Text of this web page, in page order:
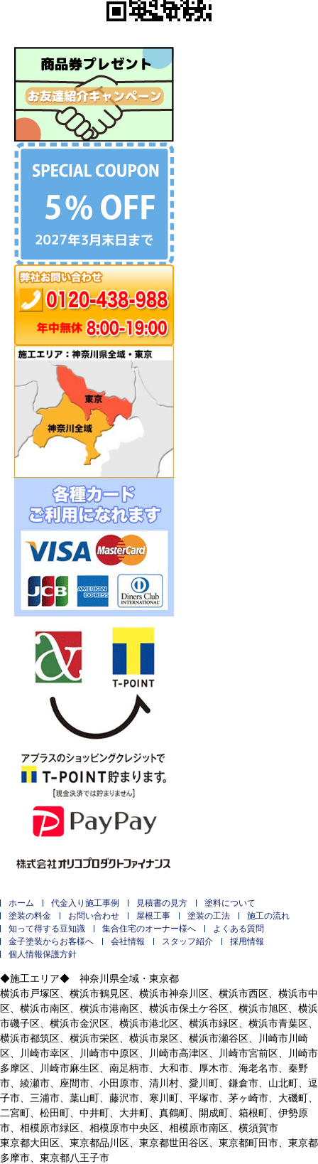
ホーム 代金入り施工事例 見積書の見方
塗料について
塗装の料金
お問い合わせ 屋根工事 塗装の工法
施工の流れ
知って得する豆知識
集合住宅のオーナー様へ
よくある質問
金子塗装からお客様へ
会社情報 スタッフ紹介
採用情報
個人情報保護方針
◆施工エリア◆ 神奈川県全域・東京都
横浜市戸塚区、横浜市鶴見区、横浜市神奈川区、横浜市西区、横浜市中
区、横浜市南区、横浜市港南区、横浜市保土ケ谷区、横浜市旭区、横浜
市磯子区、横浜市金沢区、横浜市港北区、横浜市緑区、横浜市青葉区、
横浜市都筑区、横浜市栄区、横浜市泉区、横浜市瀬谷区、川崎市川崎
区、川崎市幸区、川崎市中原区、川崎市高津区、川崎市宮前区、川崎市
多摩区、川崎市麻生区、南足柄市、大和市、厚木市、海老名市、秦野
市、綾瀬市、座間市、小田原市、清川村、愛川町、鎌倉市、山北町、逗
子市、三浦市、葉山町、藤沢市、寒川町、平塚市、茅ヶ崎市、大磯町、
二宮町、松田町、中井町、大井町、真鶴町、開成町、箱根町、伊勢原
市、相模原市緑区、相模原市中央区、相模原市南区、横須賀市
東京都大田区、東京都品川区、東京都世田谷区、東京都町田市、東京都
多摩市、東京都八王子市